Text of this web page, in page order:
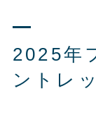
2025年
ントレ